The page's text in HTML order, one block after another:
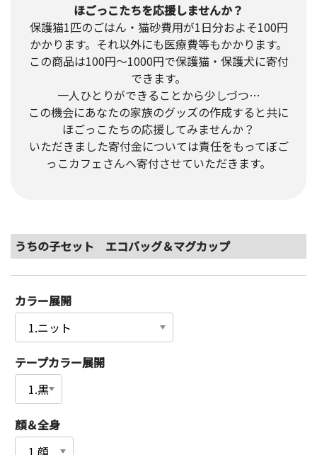
ほごっこたちを応援しませんか？
保護猫1匹のごはん・猫砂費用が1日分およそ100円
かかります。それ以外にも医療費等もかかります。
この商品は100円～1000円で保護猫・保護犬に寄付
できます。
一人ひとりができることから少しづつ…
この機会にあなたの家族のグッズの作成すると共に
ほごっこたちの応援してみませんか？
いただきました寄付金については責任をもってぼご
っこカフェさんへ寄付させていただきます。
うちの子セット エコバッグ＆マグカップ
カラー展開
テープカラー展開
顔＆全身